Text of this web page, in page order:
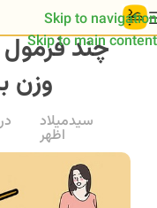
Skip to navigation
Skip to main content
چند فرمول
وزن
سیدمیلاد
اظهر